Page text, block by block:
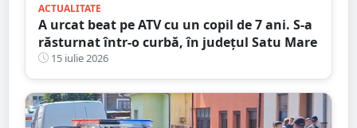
ACTUALITATE
A urcat beat pe ATV cu un copil de 7 ani. S-a
răsturnat într-o curbă, în județul Satu Mare
15 iulie 2026